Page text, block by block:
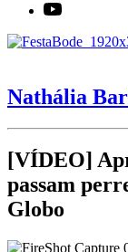
Nathália
[VÍDEO]
passam
Globo